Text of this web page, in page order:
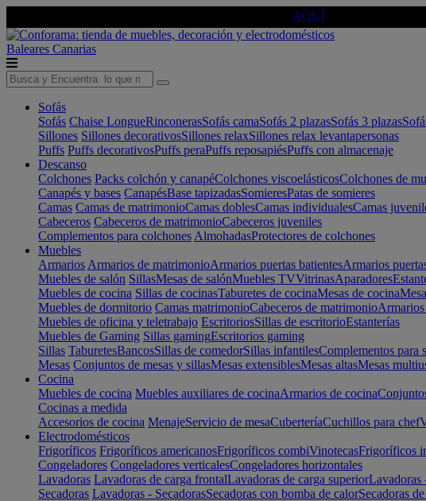
AQUÍ
Baleares Canarias
Sofás
Sofás Chaise LongueRinconerasSofás camaSofás 2 plazasSofás 3 plazas
Sillones Sillones decorativosSillones relaxSillones relax levantapersonas
Puffs Puffs decorativosPuffs peraPuffs reposapiésPuffs con almacenaje
Descanso
Colchones Packs colchón y canapéColchones viscoelásticosColchones de
Canapés y bases CanapésBase tapizadasSomieresPatas de somieres
Camas Camas de matrimonioCamas doblesCamas individualesCamas
Cabeceros Cabeceros de matrimonioCabeceros juveniles
Complementos para colchones AlmohadasProtectores de colchones
Muebles
Armarios Armarios de matrimonioArmarios puertas batientesArmarios
Muebles de salón SillasMesas de salónMuebles TVVitrinasAparadores
Muebles de cocina Sillas de cocinasTaburetes de cocinaMesas de cocina
Muebles de dormitorio Camas matrimonioCabeceros de matrimonio
Muebles de oficina y teletrabajo EscritoriosSillas de escritorioEstanterías
Muebles de Gaming Sillas gamingEscritorios gaming
Sillas TaburetesBancosSillas de comedorSillas infantilesComplementos para
Mesas Conjuntos de mesas y sillasMesas extensiblesMesas altasMesas
Cocina
Muebles de cocina Muebles auxiliares de cocinaArmarios de cocina
Cocinas a medida
Accesorios de cocina MenajeServicio de mesaCuberteríaCuchillos para chef
Electrodomésticos
Frigoríficos Frigoríficos americanosFrigoríficos combiVinotecasFrigoríficos
Congeladores Congeladores verticalesCongeladores horizontales
Lavadoras Lavadoras de carga frontalLavadoras de carga superiorLavadoras
Secadoras Lavadoras - SecadorasSecadoras con bomba de calorSecadoras